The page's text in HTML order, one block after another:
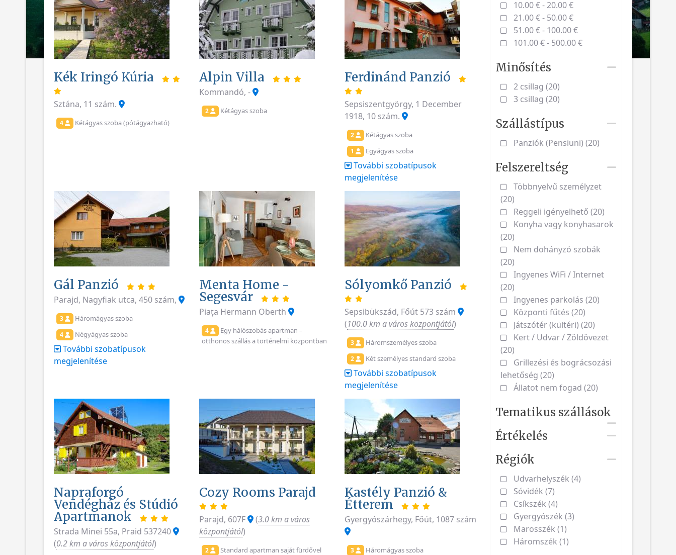
Kék Iringó Kúria
Sztána, 11 szám.
4 Kétágyas szoba (pótágyazható)
Alpin Villa
Kommandó, -
2 Kétágyas szoba
Ferdinánd Panzió
Sepsiszentgyörgy, 1 December
1918, 10 szám.
2 Kétágyas szoba
1 Egyágyas szoba
További szobatípusok
megjelenítése
Gál Panzió
Parajd, Nagyfiak utca, 450 szám,
3 Háromágyas szoba
4 Négyágyas szoba
További szobatípusok
megjelenítése
Menta Home -
Segesvár
Piața Hermann Oberth
4
Egy hálószobás apartman –
otthonos szállás a történelmi központban
Sólyomkő Panzió
Sepsibükszád, Főút 573 szám
(100.0 km a város központjától)
3 Háromszemélyes szoba
2 Két személyes standard szoba
További szobatípusok
megjelenítése
Napraforgó
Vendégház és Stúdió
Apartmanok
Strada Minei 55a, Praid 537240
(0.2 km a város központjától)
Cozy Rooms Parajd
Parajd, 607F (3.0 km a város
központjától)
2
Standard apartman saját fürdővel
Kastély Panzió &
Étterem
Gyergyószárhegy, Főút, 1087 szám
3 Háromágyas szoba
10.00 € - 20.00 €
21.00 € - 50.00 €
51.00 € - 100.00 €
101.00 € - 500.00 €
Minősítés
2 csillag (20)
3 csillag (20)
Szállástípus
Panziók (Pensiuni) (20)
Felszereltség
Többnyelvű személyzet
(20)
Reggeli igényelhető (20)
Konyha vagy konyhasarok
(20)
Nem dohányzó szobák
(20)
Ingyenes WiFi / Internet
(20)
Ingyenes parkolás (20)
Központi fűtés (20)
Játszótér (kültéri) (20)
Kert / Udvar / Zöldövezet
(20)
Grillezési és bográcsozási
lehetőség (20)
Állatot nem fogad (20)
Tematikus szállások
Értékelés
Régiók
Udvarhelyszék (4)
Sóvidék (7)
Csíkszék (4)
Gyergyószék (3)
Marosszék (1)
Háromszék (1)